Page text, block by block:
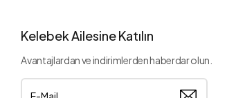
Kelebek Ailesine Katılın
Avantajlardan ve indirimlerden haberdar olun.